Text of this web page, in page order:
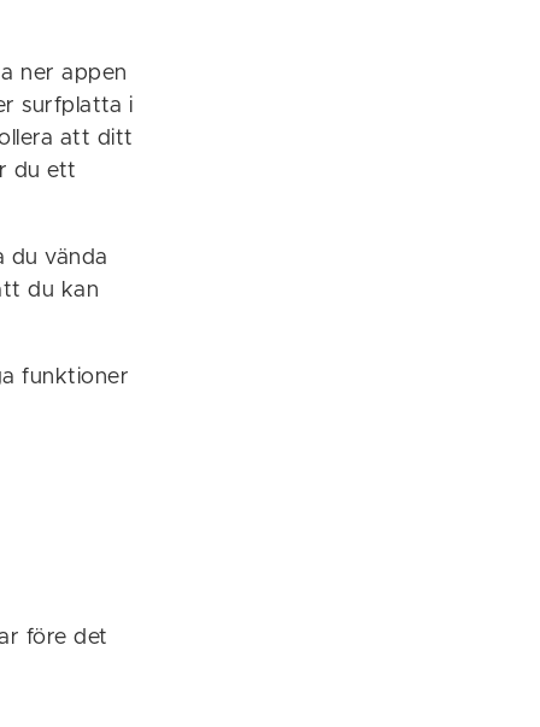
ner appen
surfplatta i
att ditt
du ett
du vända
du kan
funktioner
före det